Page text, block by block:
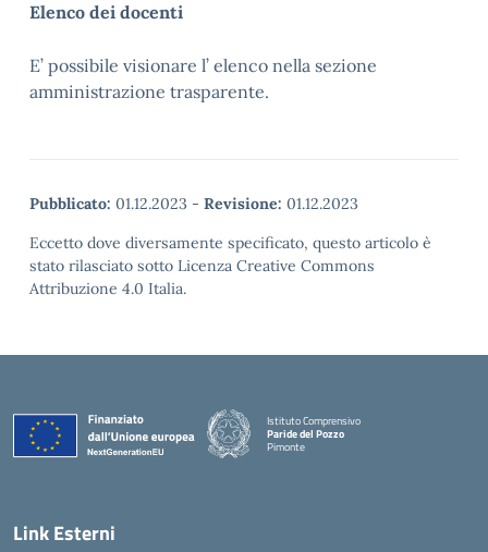
Elenco dei docenti
E’ possibile visionare l’ elenco nella sezione
amministrazione trasparente.
Pubblicato: 01.12.2023 - Revisione: 01.12.2023
Eccetto dove diversamente specificato, questo articolo è
stato rilasciato sotto Licenza Creative Commons
Attribuzione 4.0 Italia.
Istituto Comprensivo
Paride del Pozzo
Pimonte
Link Esterni